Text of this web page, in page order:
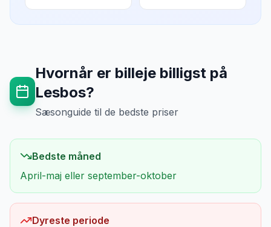
Hvornår er billeje billigst på
Lesbos?
Sæsonguide til de bedste priser
Bedste måned
April-maj eller september-oktober
Dyreste periode